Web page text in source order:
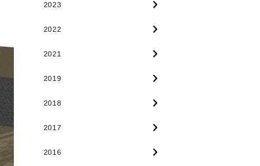
2023
2022
2021
2019
2018
2017
2016